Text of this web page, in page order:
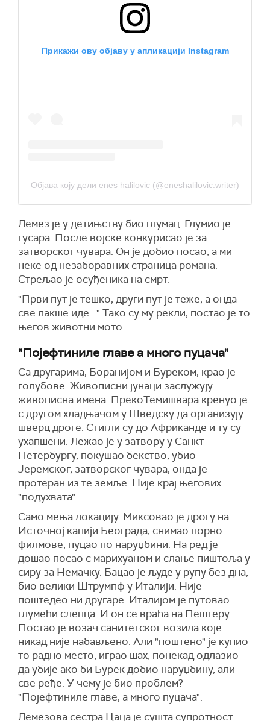
Прикажи ову објаву у апликацији Instagram
Објава коју дели enes halilovic (@eneshalilovic.writer)
Лемез је у детињству био глумац. Глумио је
гусара. После војске конкурисао је за
затворског чувара. Он је добио посао, а ми
неке од незаборавних страница романа.
Стрељао је осуђеника на смрт.
"Први пут је тешко, други пут је теже, а онда
све лакше иде..." Тако су му рекли, постао је то
његов животни мото.
"Појефтиниле главе а много пуцача"
Са другарима, Боранијом и Буреком, крао је
голубове. Живописни јунаци заслужују
живописна имена. ПрекоТемишвара кренуо је
с другом хладњачом у Шведску да организују
шверц дроге. Стигли су до Африканде и ту су
ухапшени. Лежао је у затвору у Санкт
Петербургу, покушао бекство, убио
Јеремског, затворског чувара, онда је
протеран из те земље. Није крај његових
"подухвата".
Само мења локацију. Миксовао је дрогу на
Источној капији Београда, снимао порно
филмове, пуцао по наруџбини. На ред је
дошао посао с марихуаном и слање пиштоља у
сиру за Немачку. Бацао је људе у рупу без дна,
био велики Штрумпф у Италији. Није
поштедео ни другаре. Италијом је путовао
глумећи слепца. И он се враћа на Пештеру.
Постао је возач санитетског возила које
никад није набављено. Али "поштено" је купио
то радно место, играо шах, понекад одлазио
да убије ако би Бурек добио наруџбину, али
све ређе. У чему је био проблем?
"Појефтиниле главе, а много пуцача".
Лемезова сестра Цаца је сушта супротност